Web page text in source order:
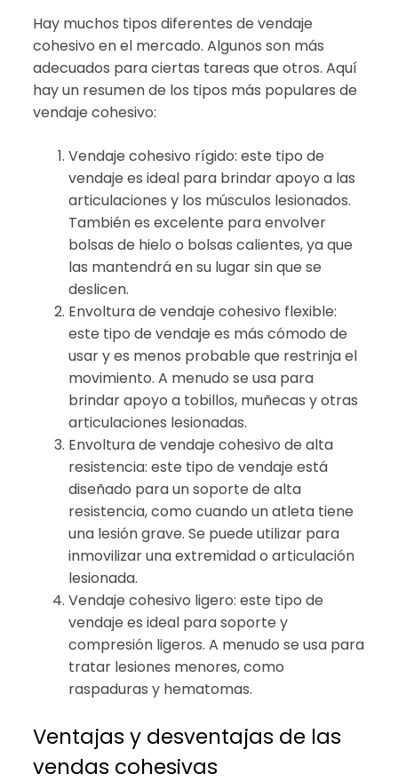
Hay muchos tipos diferentes de vendaje
cohesivo en el mercado. Algunos son más
adecuados para ciertas tareas que otros. Aquí
hay un resumen de los tipos más populares de
vendaje cohesivo:
Vendaje cohesivo rígido: este tipo de
vendaje es ideal para brindar apoyo a las
articulaciones y los músculos lesionados.
También es excelente para envolver
bolsas de hielo o bolsas calientes, ya que
las mantendrá en su lugar sin que se
deslicen.
Envoltura de vendaje cohesivo flexible:
este tipo de vendaje es más cómodo de
usar y es menos probable que restrinja el
movimiento. A menudo se usa para
brindar apoyo a tobillos, muñecas y otras
articulaciones lesionadas.
Envoltura de vendaje cohesivo de alta
resistencia: este tipo de vendaje está
diseñado para un soporte de alta
resistencia, como cuando un atleta tiene
una lesión grave. Se puede utilizar para
inmovilizar una extremidad o articulación
lesionada.
Vendaje cohesivo ligero: este tipo de
vendaje es ideal para soporte y
compresión ligeros. A menudo se usa para
tratar lesiones menores, como
raspaduras y hematomas.
Ventajas y desventajas de las
vendas cohesivas